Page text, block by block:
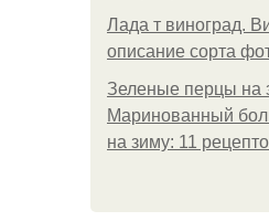
Лада т виноград.
описание сорта
Зеленые перцы на
Маринованный
на зиму: 11